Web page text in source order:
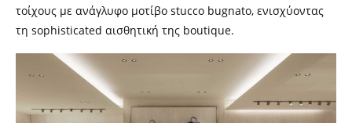
τοίχους με ανάγλυφο μοτίβο stucco bugnato, ενισχύοντας
τη sophisticated αισθητική της boutique.